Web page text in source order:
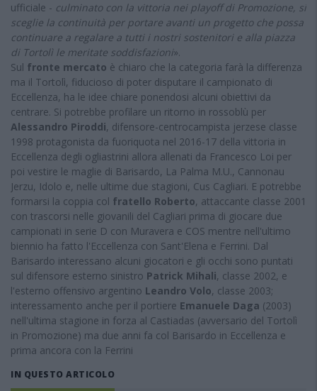
ufficiale - culminato con la vittoria nei playoff di Promozione, si
sceglie la continuità per portare avanti un progetto che possa
continuare a regalare a tutti i nostri sostenitori e alla piazza
di Tortolì le meritate soddisfazioni».
Sul fronte mercato è chiaro che la categoria farà la differenza
ma il Tortolì, fiducioso di poter disputare il campionato di
Eccellenza, ha le idee chiare ponendosi alcuni obiettivi da
centrare. Si potrebbe profilare un ritorno in rossoblù per
Alessandro Piroddi, difensore-centrocampista jerzese classe
1998 protagonista da fuoriquota nel 2016-17 della vittoria in
Eccellenza degli ogliastrini allora allenati da Francesco Loi per
poi vestire le maglie di Barisardo, La Palma M.U., Cannonau
Jerzu, Idolo e, nelle ultime due stagioni, Cus Cagliari. E potrebbe
formarsi la coppia col fratello Roberto, attaccante classe 2001
con trascorsi nelle giovanili del Cagliari prima di giocare due
campionati in serie D con Muravera e COS mentre nell'ultimo
biennio ha fatto l'Eccellenza con Sant'Elena e Ferrini. Dal
Barisardo interessano alcuni giocatori e gli occhi sono puntati
sul difensore esterno sinistro Patrick Mihali, classe 2002, e
l'esterno offensivo argentino Leandro Volo, classe 2003;
interessamento anche per il portiere Emanuele Daga (2003)
nell'ultima stagione in forza al Castiadas (avversario del Tortolì
in Promozione) ma due anni fa col Barisardo in Eccellenza e
prima ancora con la Ferrini
IN QUESTO ARTICOLO